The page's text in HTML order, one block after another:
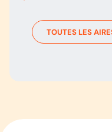
TOUTES LES